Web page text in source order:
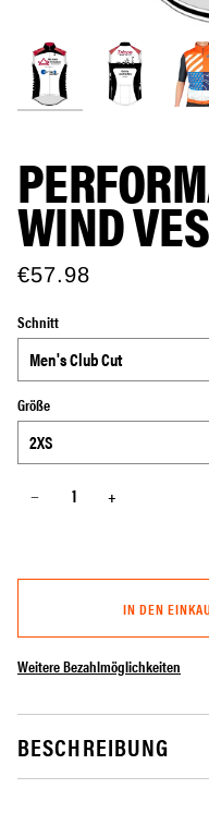
WIND
€57.98
Schnitt
Größe
− +
IN DEN
Weitere Bezahlmöglichkeiten
BESCHREIBUNG